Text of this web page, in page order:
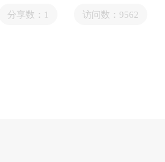
分享数：1 访问数：9562